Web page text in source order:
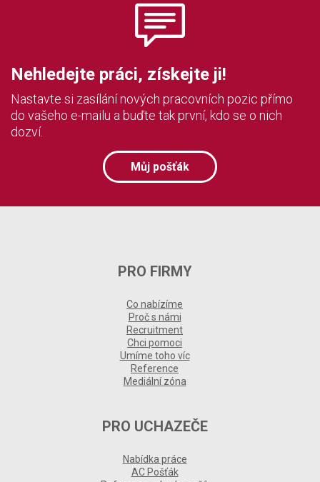
Nehledejte práci, získejte ji!
Nastavte si zasílání nových pracovních pozic přímo
do vašeho e-mailu a buďte tak první, kdo se o nich
dozví.
Můj pošťák
PRO FIRMY
Co nabízíme
Proč s námi
Recruitment
Chci pomoci
Umíme toho víc
Reference
Mediální zóna
PRO UCHAZEČE
Nabídka práce
AC Pošťák